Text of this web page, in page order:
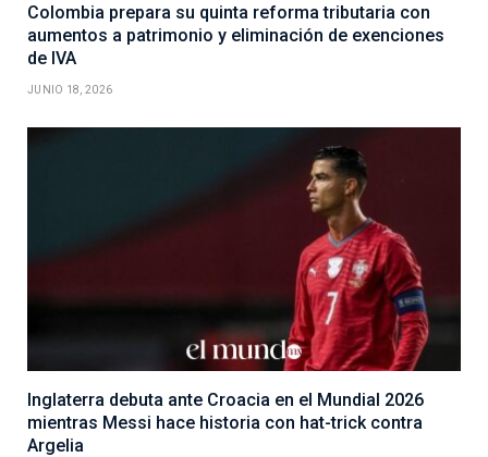
Colombia prepara su quinta reforma tributaria con
aumentos a patrimonio y eliminación de exenciones
de IVA
JUNIO 18, 2026
Inglaterra debuta ante Croacia en el Mundial 2026
mientras Messi hace historia con hat-trick contra
Argelia